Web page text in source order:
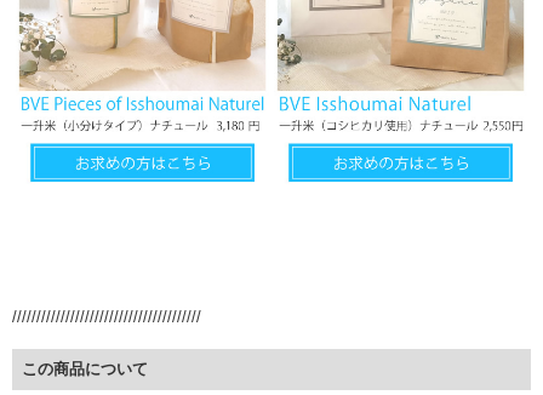
///////////////////////////////////////
この商品について